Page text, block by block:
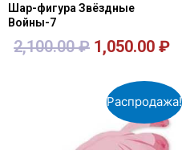
Шар-фигура Звёздные
Войны-7
2,100.00₽ 1,050.00₽
Распродажа!